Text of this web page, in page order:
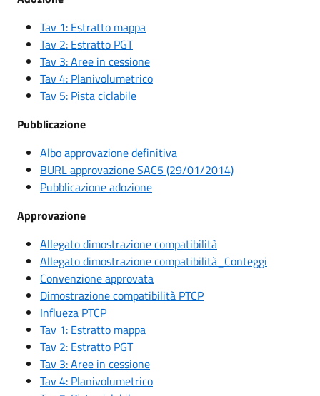
Tav 1: Estratto mappa
Tav 2: Estratto PGT
Tav 3: Aree in cessione
Tav 4: Planivolumetrico
Tav 5: Pista ciclabile
Pubblicazione
Albo approvazione definitiva
BURL approvazione SAC5 (29/01/2014)
Pubblicazione adozione
Approvazione
Allegato dimostrazione compatibilità
Allegato dimostrazione compatibilità_Conteggi
Convenzione approvata
Dimostrazione compatibilità PTCP
Influeza PTCP
Tav 1: Estratto mappa
Tav 2: Estratto PGT
Tav 3: Aree in cessione
Tav 4: Planivolumetrico